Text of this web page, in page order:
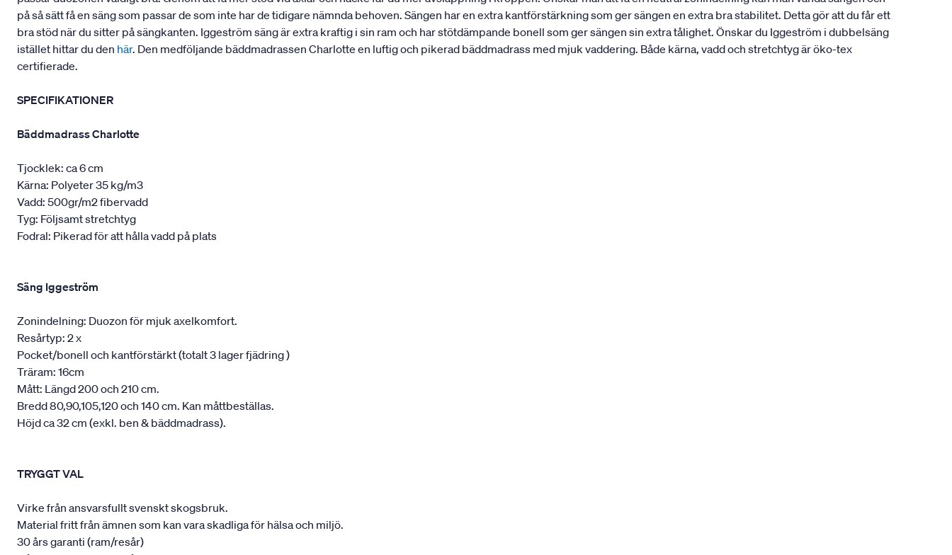
på så sätt få en säng som passar de som inte har de tidigare nämnda behoven. Sängen har en extra kantförstärkning som ger sängen en extra bra stabilitet. Detta gör att du får ett
bra stöd när du sitter på sängkanten. Iggeström säng är extra kraftig i sin ram och har stötdämpande bonell som ger sängen sin extra tålighet. Önskar du Iggeström i dubbelsäng
istället hittar du den här. Den medföljande bäddmadrassen Charlotte en luftig och pikerad bäddmadrass med mjuk vaddering. Både kärna, vadd och stretchtyg är öko-tex
certifierade.
SPECIFIKATIONER
Bäddmadrass Charlotte
Tjocklek: ca 6 cm
Kärna: Polyeter 35 kg/m3
Vadd: 500gr/m2 fibervadd
Tyg: Följsamt stretchtyg
Fodral: Pikerad för att hålla vadd på plats
Säng Iggeström
Zonindelning: Duozon för mjuk axelkomfort.
Resårtyp: 2 x
Pocket/bonell och kantförstärkt (totalt 3 lager fjädring )
Träram: 16cm
Mått: Längd 200 och 210 cm.
Bredd 80,90,105,120 och 140 cm. Kan måttbeställas.
Höjd ca 32 cm (exkl. ben & bäddmadrass).
TRYGGT VAL
Virke från ansvarsfullt svenskt skogsbruk.
Material fritt från ämnen som kan vara skadliga för hälsa och miljö.
30 års garanti (ram/resår)